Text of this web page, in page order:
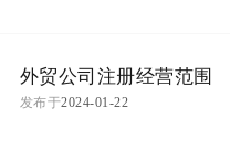
外贸公司注册经营范围
发布于2024-01-22